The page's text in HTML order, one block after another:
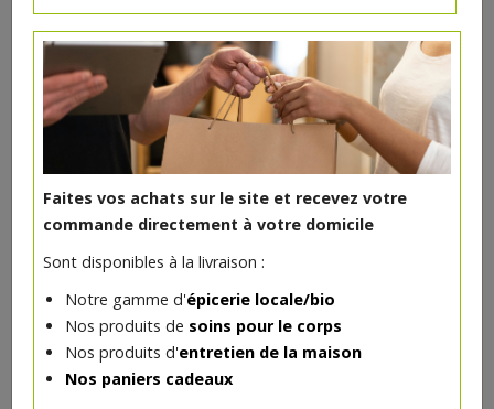
Faites vos achats sur le site et recevez votre
commande directement à votre domicile
Sont disponibles à la livraison :
Notre gamme d'épicerie locale/bio
Nos produits de soins pour le corps
Nos produits d'entretien de la maison
Nos paniers cadeaux
Huile caméline bio 250ml
VAJRA 10.62€/pc
- 1 +
10.62
Réception souhaitée le